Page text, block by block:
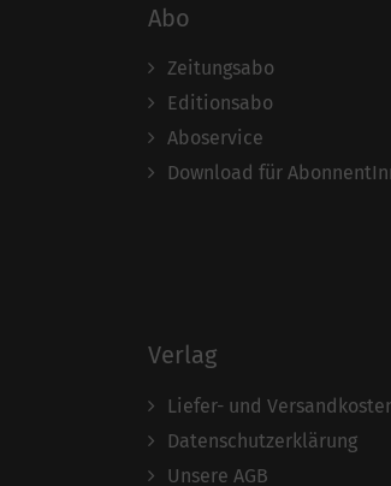
Abo
Zeitungsabo
Editionsabo
Aboservice
Download für
Verlag
Liefer- und
Datenschutzerklärung
Unsere AGB